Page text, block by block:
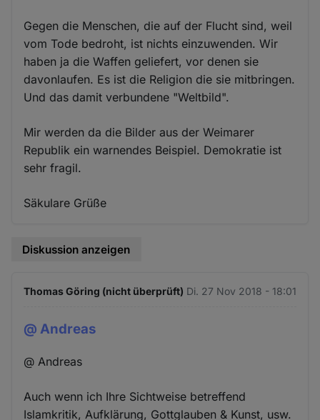
Gegen die Menschen, die auf der Flucht sind, weil
vom Tode bedroht, ist nichts einzuwenden. Wir
haben ja die Waffen geliefert, vor denen sie
davonlaufen. Es ist die Religion die sie mitbringen.
Und das damit verbundene "Weltbild".
Mir werden da die Bilder aus der Weimarer
Republik ein warnendes Beispiel. Demokratie ist
sehr fragil.
Säkulare Grüße
Diskussion anzeigen
Thomas Göring (nicht überprüft) Di. 27 Nov 2018 - 18:01
@ Andreas
@ Andreas
Auch wenn ich Ihre Sichtweise betreffend
Islamkritik, Aufklärung, Gottglauben & Kunst, usw.